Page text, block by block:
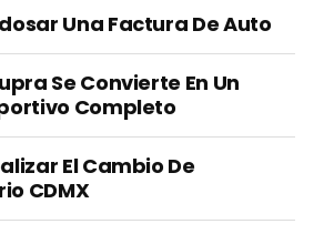
Una Factura De Auto
Se Convierte En Un
Completo
El Cambio De
CDMX